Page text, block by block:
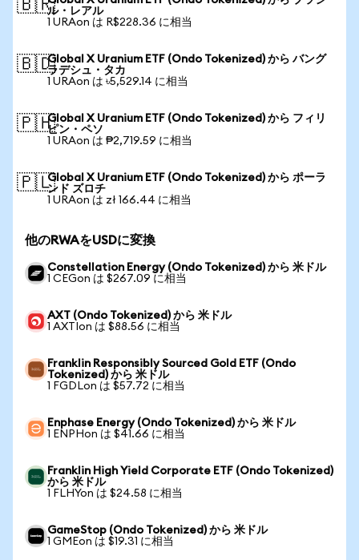
🇧🇷ル・レアル
1 URAon は R$228.36 に相当
🇧🇩Global X Uranium ETF (Ondo Tokenized) から バング
ラデシュ・タカ
1 URAon は ৳5,529.14 に相当
🇵🇭Global X Uranium ETF (Ondo Tokenized) から フィリ
ピン・ペソ
1 URAon は ₱2,719.59 に相当
🇵🇱Global X Uranium ETF (Ondo Tokenized) から ポーラ
ンド ズロチ
1 URAon は zł 166.44 に相当
他のRWAをUSDに変換
Constellation Energy (Ondo Tokenized) から 米ドル
1 CEGon は $267.09 に相当
AXT (Ondo Tokenized) から 米ドル
1 AXTIon は $88.56 に相当
Franklin Responsibly Sourced Gold ETF (Ondo
Tokenized) から 米ドル
1 FGDLon は $57.72 に相当
Enphase Energy (Ondo Tokenized) から 米ドル
1 ENPHon は $41.66 に相当
Franklin High Yield Corporate ETF (Ondo Tokenized)
から 米ドル
1 FLHYon は $24.58 に相当
GameStop (Ondo Tokenized) から 米ドル
1 GMEon は $19.31 に相当